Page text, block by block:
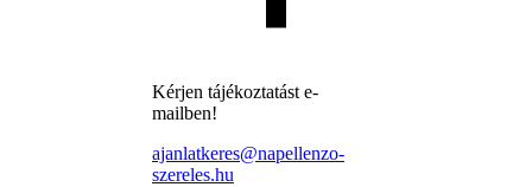
Kérjen tájékoztatást e-
mailben!
ajanlatkeres@napellenzo-
szereles.hu